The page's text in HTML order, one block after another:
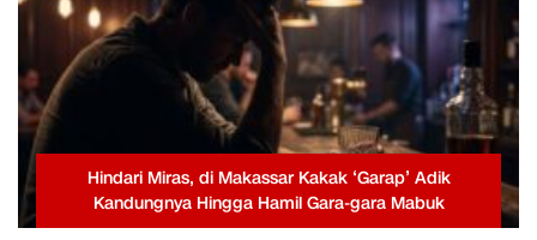
Hindari Miras, di Makassar Kakak ‘Garap’ Adik
Kandungnya Hingga Hamil Gara-gara Mabuk